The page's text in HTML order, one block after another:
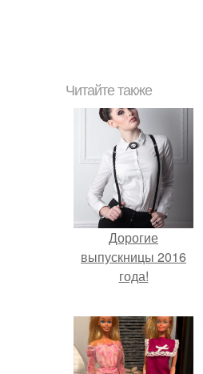
Читайте также
Дорогие
выпускницы 2016
года!